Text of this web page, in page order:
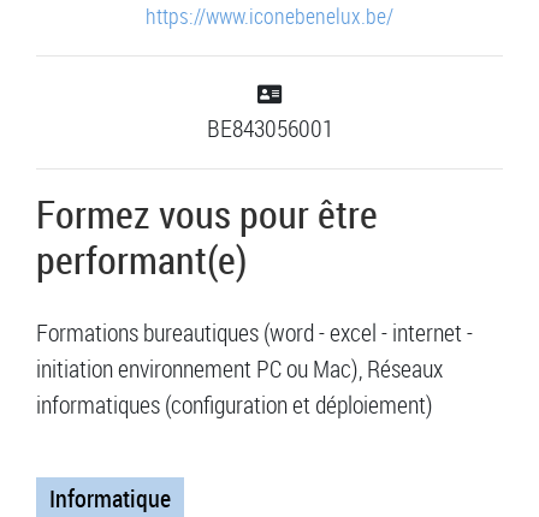
https://www.iconebenelux.be/
BE843056001
Formez vous pour être
performant(e)
Formations bureautiques (word - excel - internet -
initiation environnement PC ou Mac), Réseaux
informatiques (configuration et déploiement)
Informatique